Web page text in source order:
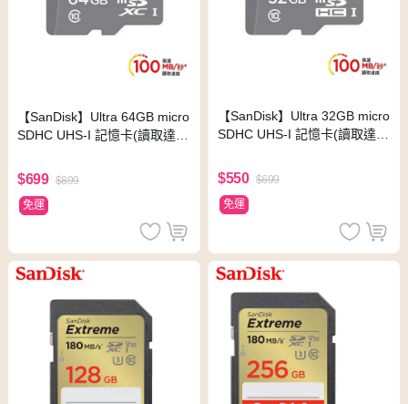
【SanDisk】Ultra 64GB micro
SDHC UHS-I 記憶卡(讀取達10
$699 $899
免運
【SanDisk】Ultra 32GB micro
SDHC UHS-I 記憶卡(讀取達1
$550 $699
免運